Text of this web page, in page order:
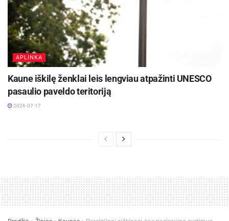
APLINKA
Kaune iškilę ženklai leis lengviau atpažinti UNESCO
pasaulio paveldo teritoriją
2026-07-17